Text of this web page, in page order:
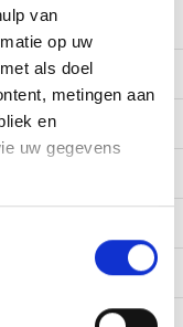
van
op uw
als doel
metingen aan
en
uw gegevens
locatie,
actief te scannen